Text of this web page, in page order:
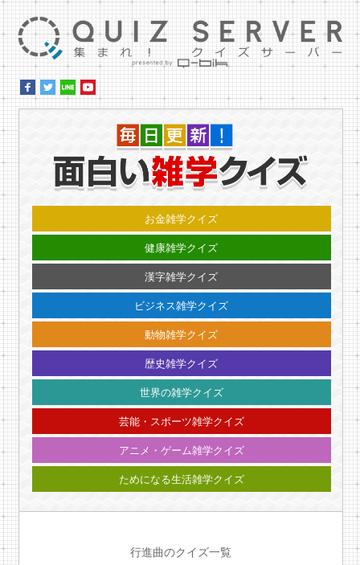
お金雑学クイズ
健康雑学クイズ
漢字雑学クイズ
ビジネス雑学クイズ
動物雑学クイズ
歴史雑学クイズ
世界の雑学クイズ
芸能・スポーツ雑学クイズ
アニメ・ゲーム雑学クイズ
ためになる生活雑学クイズ
行進曲のクイズ一覧